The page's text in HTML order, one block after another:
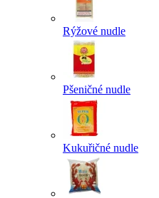
Rýžové nudle
Pšeničné nudle
Kukuřičné nudle